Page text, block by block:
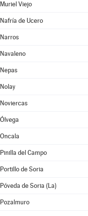
Muriel Viejo
Nafría de Ucero
Narros
Navaleno
Nepas
Nolay
Noviercas
Ólvega
Oncala
Pinilla del Campo
Portillo de Soria
Póveda de Soria (La)
Pozalmuro